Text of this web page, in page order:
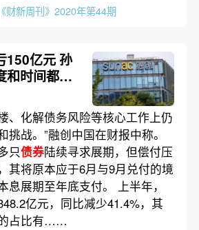
《财新周刊》2020年第44期
150亿元 孙
和时间都超
、化解债务风险等核心工作上仍
挑战。”融创中国在财报中称。
只债券陆续寻求展期，但偿付压
其将原本应于6月与9月兑付的境
息展期至年底支付。 上半年，
亿元，同比减少41.4%，其
占比有……